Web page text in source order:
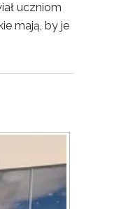
uczniom
mają, by je